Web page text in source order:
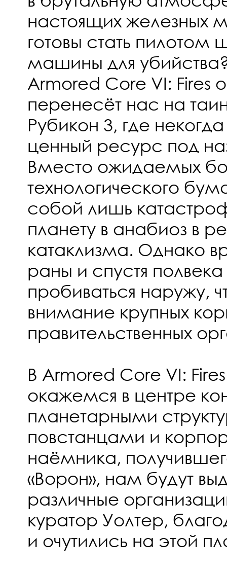
настоящих железных
готовы стать
машины для
Armored Core VI: Fires
перенесёт нас на
Рубикон 3, где
ценный ресурс под
Вместо ожидаемых
технологического
собой лишь
планету в анабиоз в
катаклизма. Однако
раны и спустя
пробиваться наружу,
внимание крупных
правительственных
В Armored Core VI:
окажемся в центре
планетарными
повстанцами и
наёмника,
«Ворон», нам будут
различные
куратор Уолтер,
и очутились на этой